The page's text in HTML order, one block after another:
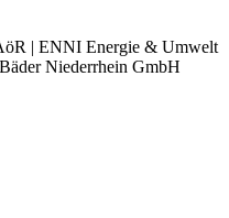
| ENNI Energie & Umwelt
Niederrhein GmbH